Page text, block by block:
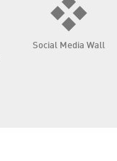
Social Media Wall